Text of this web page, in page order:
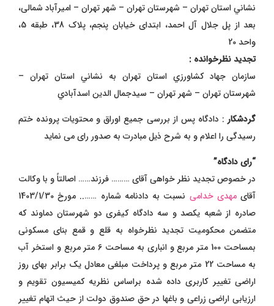
نشاني استان تهران – شهرستان تهران – شهر تهران – امیرآباد شمالی،
بعد از پل جلال آل احمد، ابتدای خیابان پنجم، پلاک 38، طبقه 5،
واحد 20
تجدید نظرخوانده :
سازمان جهاد کشاورزي استان تهران به نشاني استان تهران –
شهرستان تهران – شهر تهران – سیدجمال الدين اسدآبادي
گردشکار : دادگاه پس از بررسی جمیع اوراق و محتویات پرونده ختم
رسیدگی را اعلام و به شرح ذیل مبادرت به صدور رای می نماید
“رای دادگاه”
در خصوص تجدید نظر خواهی آقای ……… فرزند…… اصالتاً و با وكالت
آقایمهدی خدامی
نسبت به دادنامه شماره …….. مورخ 1403/1/30
صادره از شعبه یکصد و سه دادگاه کیفری دو شهرستان دماوند که
متضمن محکومیت تجدید نظرخواه به قلع و قمع بنای مسکونی
بمساحت 100 متر مربع و انباری به مساحت 6 متر مربع و استخر آب
به مساحت 22 متر مربع و پرداخت مبلغی معادل یک برابر بهای روز
اراضی تغییر کاربری داده شده براساس نظریه کمیسیون تقویم و
ارزیابی اراضی زراعی و باغها در حق صندوق دولت از حيث اتهام تغییر